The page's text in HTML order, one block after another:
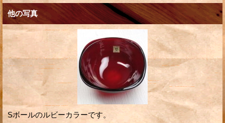
他の写真
Sボールのルビーカラーです。